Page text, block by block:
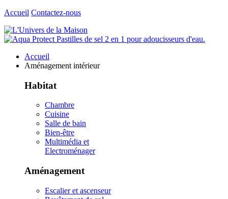
Accueil Contactez-nous
Accueil
Aménagement intérieur
Habitat
Chambre
Cuisine
Salle de bain
Bien-être
Multimédia et
Electroménager
Aménagement
Escalier et ascenseur